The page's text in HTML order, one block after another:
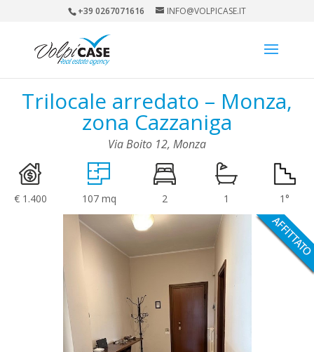
+39 0267071616 INFO@VOLPICASE.IT
Trilocale arredato – Monza,
zona Cazzaniga
Via Boito 12, Monza
€ 1.400 107 mq 2 1 1°